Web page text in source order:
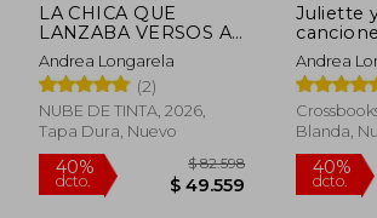
LA CHICA QUE
LANZABA VERSOS AL
AIRE
Andrea Longarela
(2)
NUBE DE TINTA, 2026,
Tapa Dura, Nuevo
Juliette
Andrea
Blanda,